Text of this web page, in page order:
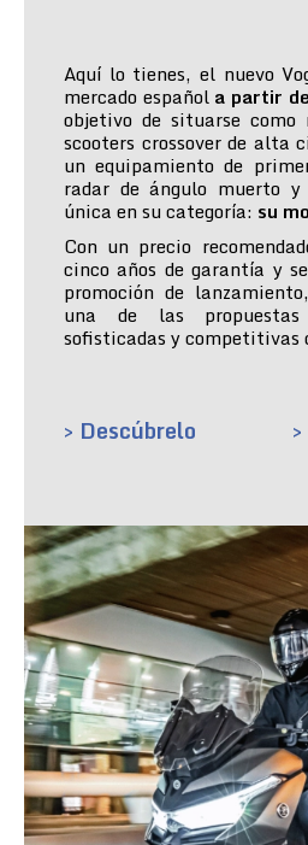
Aquí lo tienes, el nuevo
mercado español a partir
objetivo de situarse
scooters crossover de alta
un equipamiento de
radar de ángulo muerto
única en su categoría: su
Con un precio
cinco años de garantía y
promoción de
una de las
sofisticadas y competitivas
> Descúbrelo